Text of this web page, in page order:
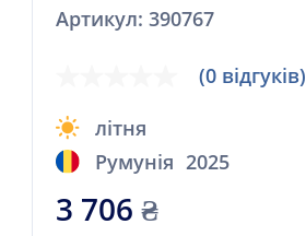
Артикул: 390767
(0 відгуків)
літня
Румунія 2025
3 706 ₴